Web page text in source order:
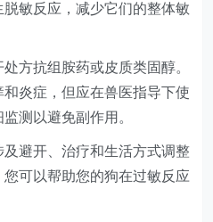
敏反应，减少它们的整体敏
方抗组胺药或皮质类固醇。
炎症，但应在兽医指导下使
测以避免副作用。
避开、治疗和生活方式调整
可以帮助您的狗在过敏反应